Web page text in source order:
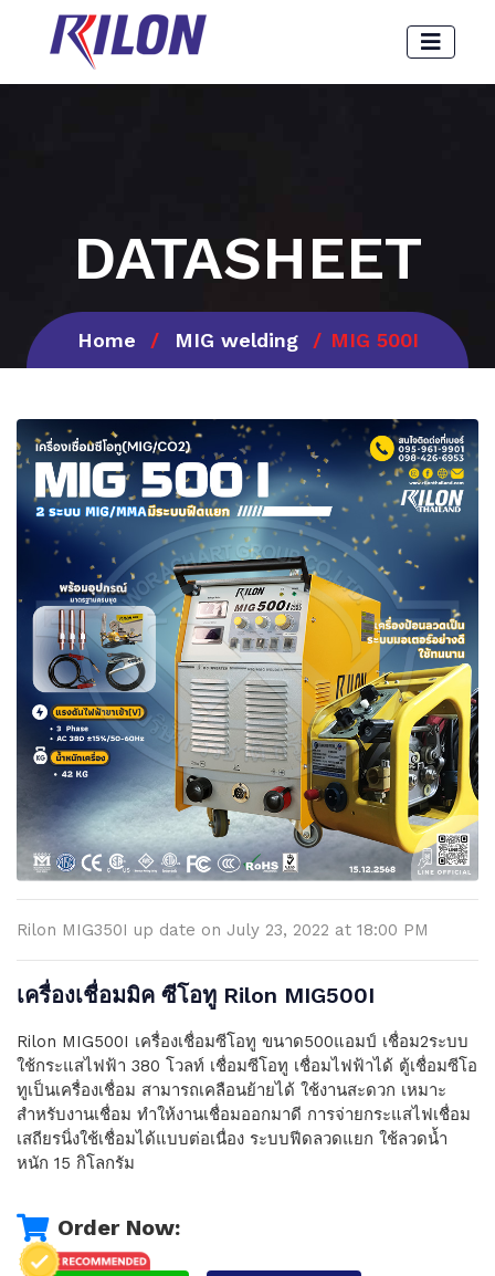
DATASHEET
Home MIG welding MIG 500I
Rilon MIG350I up date on July 23, 2022 at 18:00 PM
เครื่องเชื่อมมิค ซีโอทู Rilon MIG500I
Rilon MIG500I เครื่องเชื่อมซีโอทู ขนาด500แอมป์ เชื่อม2ระบบ
ใช้กระแสไฟฟ้า 380 โวลท์ เชื่อมซีโอทู เชื่อมไฟฟ้าได้ ตู้เชื่อมซีโอ
ทูเป็นเครื่องเชื่อม สามารถเคลือนย้ายได้ ใช้งานสะดวก เหมาะ
สำหรับงานเชื่อม ทำให้งานเชื่อมออกมาดี การจ่ายกระแสไฟเชื่อม
เสถียรนิ่งใช้เชื่อมได้แบบต่อเนื่อง ระบบฟีดลวดแยก ใช้ลวดน้ำ
หนัก 15 กิโลกรัม
Order Now: